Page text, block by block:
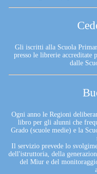
Gli iscritti alla Scuola
presso le librerie accreditate
dalle
Ogni anno le Regioni
libro per gli alunni che
Grado (scuole medie) e la
Il servizio prevede lo
dell'istruttoria, della
del Miur e del